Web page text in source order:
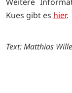
Kues gibt es hier.
Text: Matthias